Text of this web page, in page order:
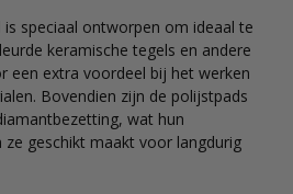
is speciaal ontworpen om ideaal te
keramische tegels en andere
een extra voordeel bij het werken
Bovendien zijn de polijstpads
wat hun
ze geschikt maakt voor langdurig